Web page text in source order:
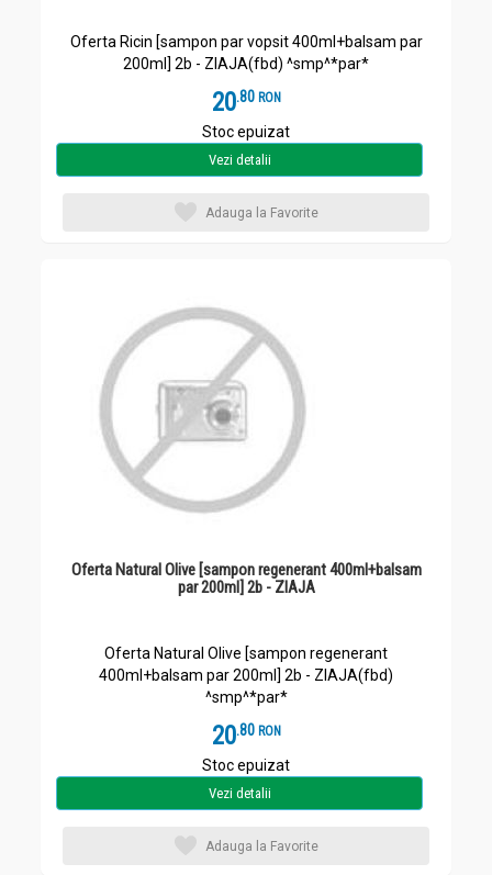
Oferta Ricin [sampon par vopsit 400ml+balsam par
200ml] 2b - ZIAJA(fbd) ^smp^*par*
20.8 RON
Stoc epuizat
Vezi detalii
Adauga la Favorite
Oferta Natural Olive [sampon regenerant 400ml+balsam
par 200ml] 2b - ZIAJA
Oferta Natural Olive [sampon regenerant
400ml+balsam par 200ml] 2b - ZIAJA(fbd)
^smp^*par*
20.8 RON
Stoc epuizat
Vezi detalii
Adauga la Favorite